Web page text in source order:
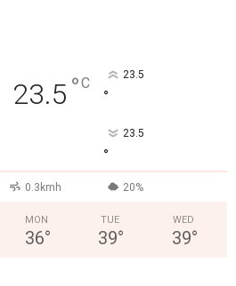
23.5 °C 23.5
°
23.5
°
0.3kmh 20%
MON
36°
TUE
39°
WED
39°